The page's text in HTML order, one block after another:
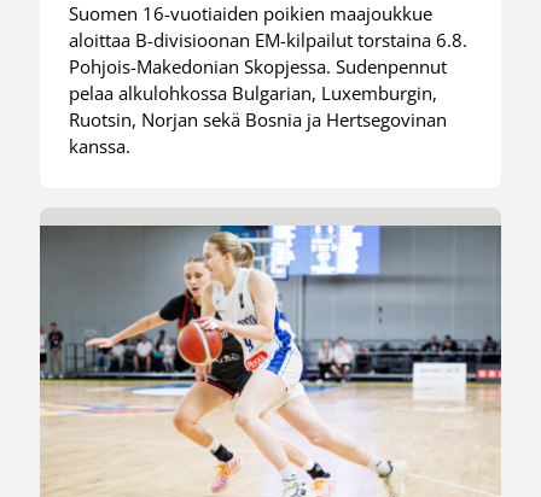
Suomen 16-vuotiaiden poikien maajoukkue
aloittaa B-divisioonan EM-kilpailut torstaina 6.8.
Pohjois-Makedonian Skopjessa. Sudenpennut
pelaa alkulohkossa Bulgarian, Luxemburgin,
Ruotsin, Norjan sekä Bosnia ja Hertsegovinan
kanssa.